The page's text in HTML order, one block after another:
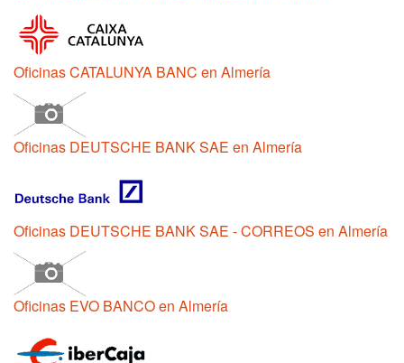
Oficinas CATALUNYA BANC en Almería
Oficinas DEUTSCHE BANK SAE en Almería
Oficinas DEUTSCHE BANK SAE - CORREOS en Almería
Oficinas EVO BANCO en Almería